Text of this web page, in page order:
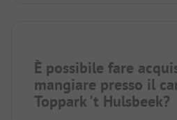
È possibile fare
mangiare presso il
Toppark 't Hulsbeek?